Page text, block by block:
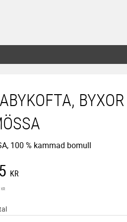
100 % kammad bomull
pris:
KR
pris:
KR